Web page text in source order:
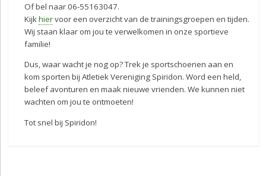
Of bel naar 06-55163047.
Kijkhiervoor een overzicht van de trainingsgroepen en tijden.
Wij staan klaar om jou te verwelkomen in onze sportieve
familie!
Dus, waar wacht je nog op? Trek je sportschoenen aan en
kom sporten bij Atletiek Vereniging Spiridon. Word een held,
beleef avonturen en maak nieuwe vrienden. We kunnen niet
wachten om jou te ontmoeten!
Tot snel bij Spiridon!